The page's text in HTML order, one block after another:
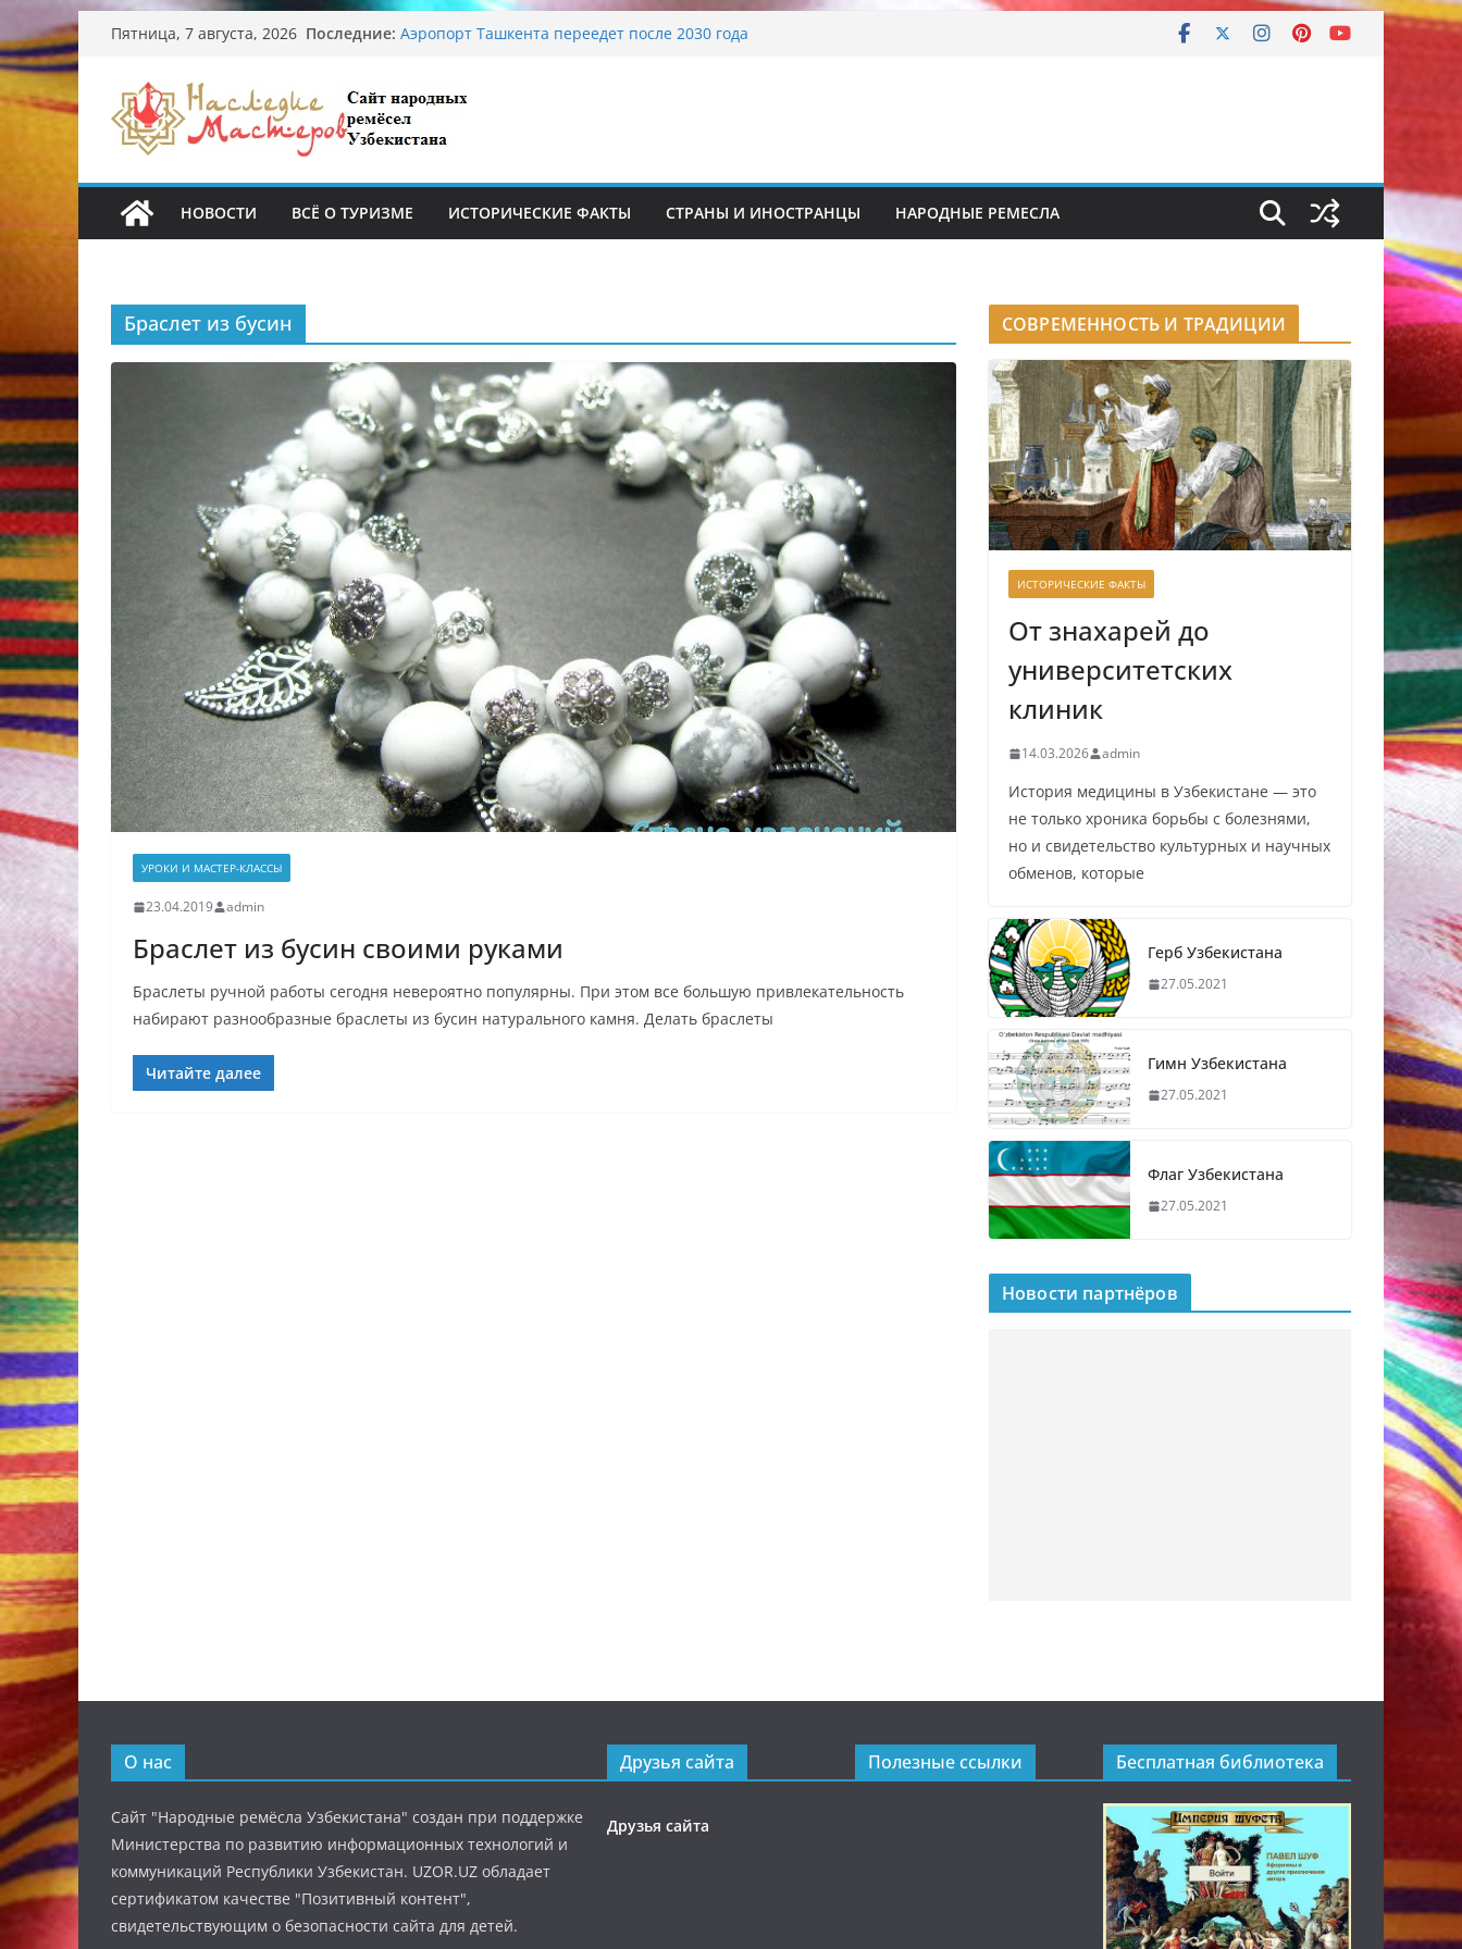
Перейти
к
содержимому
Пятница, 7 августа, 2026 Последние: Аэропорт Ташкента переедет после 2030 года
Обрушение на одном из ключевых перекрёстков
Ташкента: перекрыт путепровод на Буюк Ипак Йули
Узбекские традиционные узоры: символика и
НОВОСТИ ВСЁ О ТУРИЗМЕ ИСТОРИЧЕСКИЕ ФАКТЫ СТРАНЫ И ИНОСТРАНЦЫ НАРОДНЫЕ РЕМЕСЛА
Браслет из бусин
УРОКИ И МАСТЕР-КЛАССЫ
23.04.2019 admin
Браслет из бусин своими руками
Браслеты ручной работы сегодня невероятно популярны. При этом все большую привлекательность
набирают разнообразные браслеты из бусин натурального камня. Делать браслеты
Читайте далее
СОВРЕМЕННОСТЬ И ТРАДИЦИИ
ИСТОРИЧЕСКИЕ ФАКТЫ
От знахарей до
университетских
клиник
14.03.2026 admin
История медицины в Узбекистане — это
не только хроника борьбы с болезнями,
но и свидетельство культурных и научных
обменов, которые
Герб Узбекистана
27.05.2021
Гимн Узбекистана
27.05.2021
Флаг Узбекистана
27.05.2021
Новости партнёров
О нас
Сайт "Народные ремёсла Узбекистана" создан при поддержке
Министерства по развитию информационных технологий и
коммуникаций Республики Узбекистан. UZOR.UZ обладает
сертификатом качестве "Позитивный контент",
свидетельствующим о безопасности сайта для детей.
Друзья сайта
Друзья сайта
Полезные ссылки Бесплатная библиотека